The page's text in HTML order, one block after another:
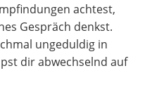
achtest,
Gespräch denkst.
ungeduldig in
dir abwechselnd auf